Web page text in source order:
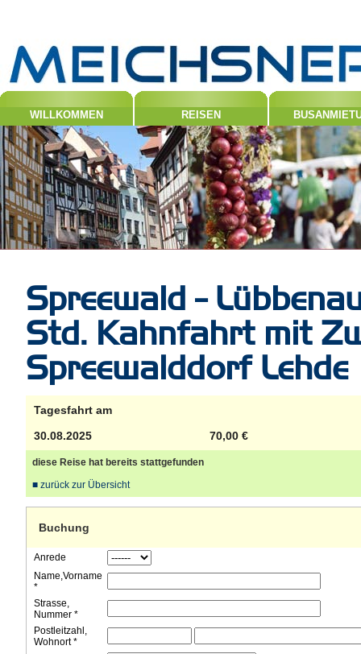
WILLKOMMEN REISEN
Spreewald -
Std. Kahnfahrt mit
Spreewalddorf Lehde
Tagesfahrt am
30.08.2025
70,00 €
diese Reise hat bereits stattgefunden
■ zurück zur Übersicht
Buchung
Anrede
Name,Vorname
*
Strasse,
Nummer *
Postleitzahl,
Wohnort *